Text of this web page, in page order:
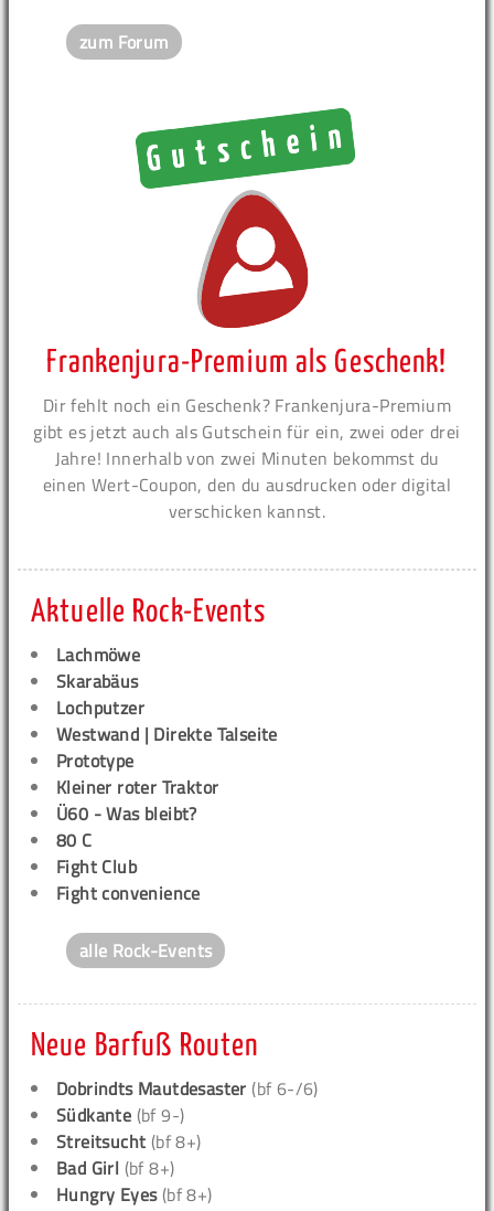
zum Forum
Frankenjura-Premium als Geschenk!
Dir fehlt noch ein Geschenk? Frankenjura-Premium
gibt es jetzt auch als Gutschein für ein, zwei oder drei
Jahre! Innerhalb von zwei Minuten bekommst du
einen Wert-Coupon, den du ausdrucken oder digital
verschicken kannst.
Aktuelle Rock-Events
Lachmöwe
Skarabäus
Lochputzer
Westwand | Direkte Talseite
Prototype
Kleiner roter Traktor
Ü60 - Was bleibt?
80 C
Fight Club
Fight convenience
alle Rock-Events
Neue Barfuß Routen
Dobrindts Mautdesaster (bf 6-/6)
Südkante (bf 9-)
Streitsucht (bf 8+)
Bad Girl (bf 8+)
Hungry Eyes(bf 8+)